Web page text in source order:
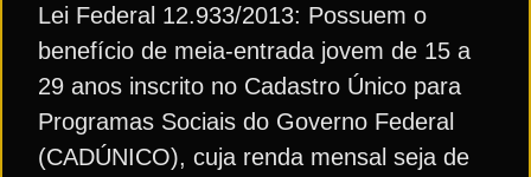
Lei Federal 12.933/2013: Possuem o
benefício de meia-entrada jovem de 15 a
29 anos inscrito no Cadastro Único para
Programas Sociais do Governo Federal
(CADÚNICO), cuja renda mensal seja de